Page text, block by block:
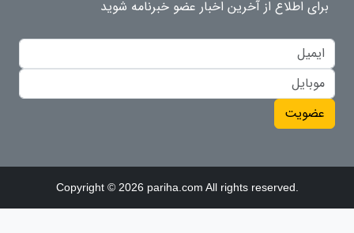
برای اطلاع از آخرین اخبار عضو خبرنامه شوید
عضویت
Copyright © 2026 pariha.com All rights reserved.